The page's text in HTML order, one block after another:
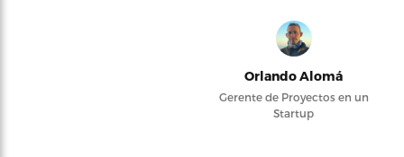
Orlando Alomá
Gerente de Proyectos en un
Startup